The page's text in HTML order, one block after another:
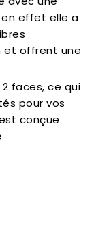
effet elle a
et offrent une
faces, ce qui
pour vos
conçue